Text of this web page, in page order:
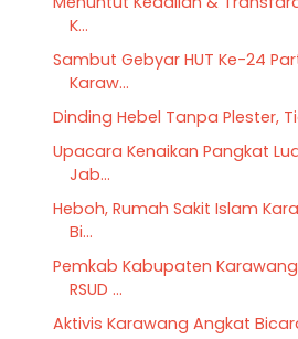
K...
Sambut Gebyar HUT Ke-24
Karaw...
Dinding Hebel Tanpa Plester,
Upacara Kenaikan Pangkat
Jab...
Heboh, Rumah Sakit Islam
Bi...
Pemkab Kabupaten
RSUD ...
Aktivis Karawang Angkat